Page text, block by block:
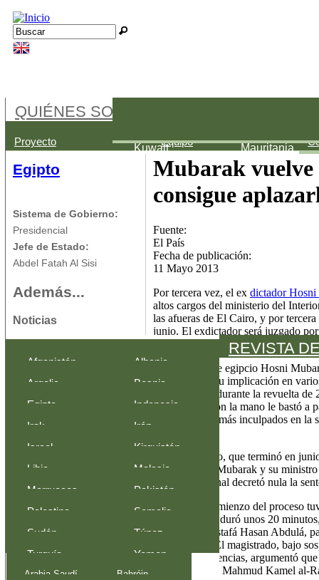
Jump to navigation
Formulario de búsqueda
Buscar
Mubarak
consigue
Fuente:
El País
Fecha de publicación:
11 Mayo 2013
Por tercera vez, el ex dictador Hosni
altos cargos del ministerio del
las afueras de El Cairo, y por
junio. El exdictador será juzgado
revolución de principios del 2011.
El expresidente egipcio Hosni
juicio y negó su implicación en
manifestantes durante la revuelta
de negación con la mano le bastó a
negaron los demás inculpados en
El primer pleito, que terminó en
perpetua para Mubarak y su
enero un tribunal decretó nula la
El segundo comienzo del proceso
breve. Apenas duró unos 20
presidirlo, Mustafá Hasan Abdulá,
Apelaciones. El magistrado, bajo
anteriores sentencias, argumentó
un nuevo juez, Mahmud Kamel al-
QUIÉNES SOMOS
Proyecto Equipo
Kuwait
Mauritania
Afganistán
Albania
Argelia
Bosnia-
Egipto
Indonesia
Irak
Irán
Israel
Kirguistán
Libia
Malasia
Marruecos
Pakistán
Palestina
Somalia
Sudán
Túnez
Turquía
Yemen
Arabia Saudí
Bahréin
REVISTA
Egipto
Sistema de Gobierno:
Presidencial
Jefe de Estado:
Abdel Fatah Al Sisi
Además...
Noticias
majority in Egypt’s
parliament elections;
100 new MPs elected
Egypt’s
parliamentary